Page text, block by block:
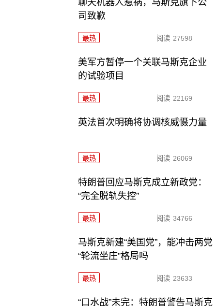
聊天机器人惹祸，马斯克旗下公
司致歉
最热 阅读 27598
美军方暂停一个关联马斯克企业
的试验项目
最热 阅读 22169
英法首次明确将协调核威慑力量
最热 阅读 26069
特朗普回应马斯克成立新政党：
“完全脱轨失控”
最热 阅读 34766
马斯克新建“美国党”，能冲击两党
“轮流坐庄”格局吗
最热 阅读 23633
“口水战”未完：特朗普警告马斯克